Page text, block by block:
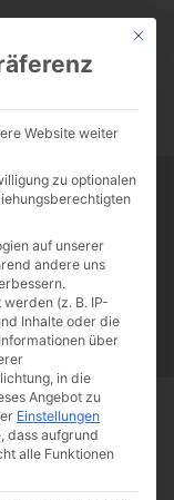
-:--
Katholizismus
Kirche
Mit
Website weiter
zu optionalen
auf unserer
andere uns
(z. B. IP-
Inhalte oder die
über
in die
Angebot zu
Einstellungen
dass aufgrund
alle Funktionen